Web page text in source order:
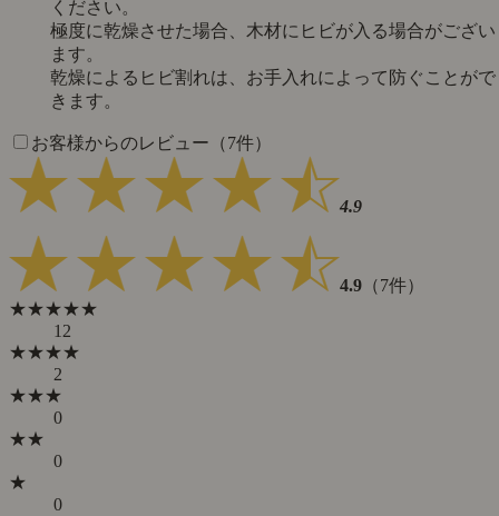
ください。
極度に乾燥させた場合、木材にヒビが入る場合がござい
ます。
乾燥によるヒビ割れは、お手入れによって防ぐことがで
きます。
お客様からのレビュー（7件）
4.9
4.9 （7件）
★★★★★
12
★★★★
2
★★★
0
★★
0
★
0